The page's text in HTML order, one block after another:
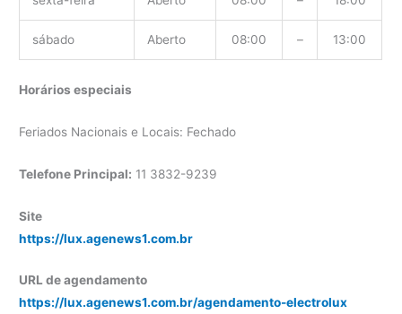
sábado Aberto 08:00 – 13:00
Horários especiais
Feriados Nacionais e Locais: Fechado
Telefone Principal: 11 3832-9239
Site
https://lux.agenews1.com.br
URL de agendamento
https://lux.agenews1.com.br/agendamento-electrolux